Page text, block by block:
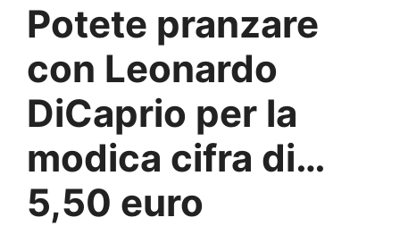
Potete pranzare
con Leonardo
DiCaprio per la
modica cifra di…
5,50 euro